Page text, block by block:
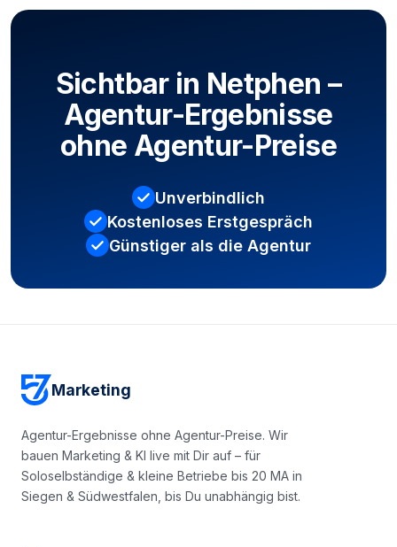
Sichtbar in Netphen –
Agentur-Ergebnisse
ohne Agentur-Preise
Unverbindlich
Kostenloses Erstgespräch
Günstiger als die Agentur
Marketing
Agentur-Ergebnisse ohne Agentur-Preise. Wir
bauen Marketing & KI live mit Dir auf – für
Soloselbständige & kleine Betriebe bis 20 MA in
Siegen & Südwestfalen, bis Du unabhängig bist.